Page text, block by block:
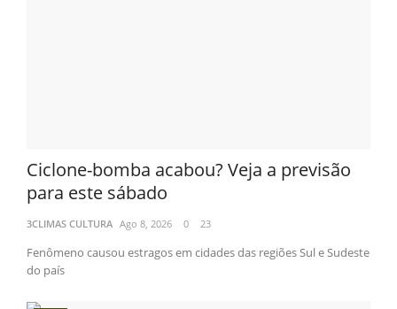
Ciclone-bomba acabou? Veja a previsão
para este sábado
3CLIMAS CULTURA Ago 8, 2026 0 23
Fenômeno causou estragos em cidades das regiões Sul e Sudeste
do país